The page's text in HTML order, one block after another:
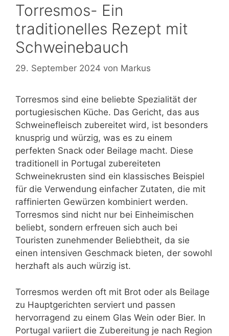
Torresmos- Ein
traditionelles Rezept mit
Schweinebauch
29. September 2024 von Markus
Torresmos sind eine beliebte Spezialität der
portugiesischen Küche. Das Gericht, das aus
Schweinefleisch zubereitet wird, ist besonders
knusprig und würzig, was es zu einem
perfekten Snack oder Beilage macht. Diese
traditionell in Portugal zubereiteten
Schweinekrusten sind ein klassisches Beispiel
für die Verwendung einfacher Zutaten, die mit
raffinierten Gewürzen kombiniert werden.
Torresmos sind nicht nur bei Einheimischen
beliebt, sondern erfreuen sich auch bei
Touristen zunehmender Beliebtheit, da sie
einen intensiven Geschmack bieten, der sowohl
herzhaft als auch würzig ist.
Torresmos werden oft mit Brot oder als Beilage
zu Hauptgerichten serviert und passen
hervorragend zu einem Glas Wein oder Bier. In
Portugal variiert die Zubereitung je nach Region